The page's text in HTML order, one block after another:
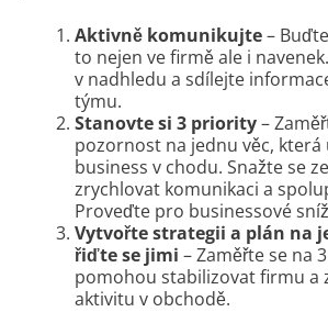
Aktivně komunikujte–
to nejen ve firmě ale i
v nadhledu a sdílejte
týmu.
Stanovte si 3 priority–
pozornost na jednu věc, která
business v chodu. Snažte se
zrychlovat komunikaci a
Proveďte pro businessové
Vytvořte strategii a plán na
řiďte se jimi – Zaměřte se na
pomohou stabilizovat firmu a
aktivitu v obchodě.